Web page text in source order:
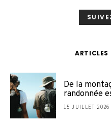
ARTICLES
De la
randonnée
15 JUILLET 2026